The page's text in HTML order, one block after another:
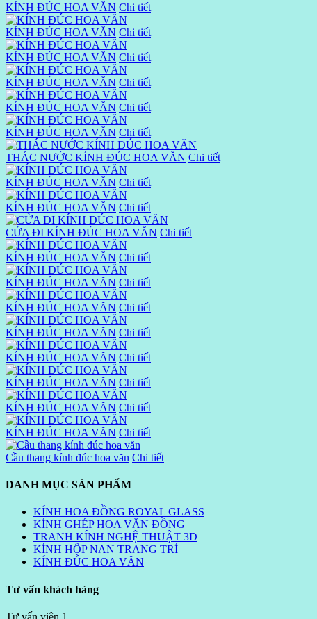
KÍNH ĐÚC HOA VĂN Chi tiết
KÍNH ĐÚC HOA VĂN Chi tiết
KÍNH ĐÚC HOA VĂN Chi tiết
KÍNH ĐÚC HOA VĂN Chi tiết
KÍNH ĐÚC HOA VĂN Chi tiết
KÍNH ĐÚC HOA VĂN Chi tiết
THÁC NƯỚC KÍNH ĐÚC HOA VĂN Chi tiết
KÍNH ĐÚC HOA VĂN Chi tiết
KÍNH ĐÚC HOA VĂN Chi tiết
CỬA ĐI KÍNH ĐÚC HOA VĂN Chi tiết
KÍNH ĐÚC HOA VĂN Chi tiết
KÍNH ĐÚC HOA VĂN Chi tiết
KÍNH ĐÚC HOA VĂN Chi tiết
KÍNH ĐÚC HOA VĂN Chi tiết
KÍNH ĐÚC HOA VĂN Chi tiết
KÍNH ĐÚC HOA VĂN Chi tiết
KÍNH ĐÚC HOA VĂN Chi tiết
KÍNH ĐÚC HOA VĂN Chi tiết
Cầu thang kính đúc hoa văn Chi tiết
DANH MỤC SẢN PHẨM
KÍNH HOA ĐỒNG ROYAL GLASS
KÍNH GHÉP HOA VĂN ĐỒNG
TRANH KÍNH NGHỆ THUẬT 3D
KÍNH HỘP NAN TRANG TRÍ
KÍNH ĐÚC HOA VĂN
Tư vấn khách hàng
Tư vấn viên 1